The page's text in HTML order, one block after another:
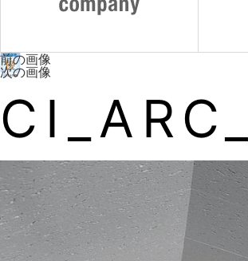
前の画像
次の画像